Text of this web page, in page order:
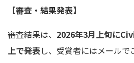
【審査・結果発表】
審査結果は、 2026年3月上旬に
上で発表し、受賞者にはメールで